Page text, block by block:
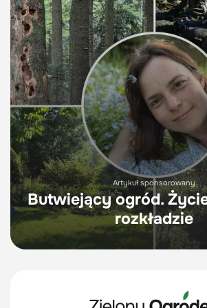
Artykuł sponsorowany
Butwiejący ogród.
rozkładzie